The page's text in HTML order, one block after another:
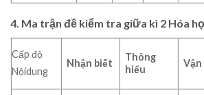
4. Ma trận đề kiểm tra giữa kì 2 Hóa
Cấp độ
Nộidung
Nhận biết
Thông
hiểu